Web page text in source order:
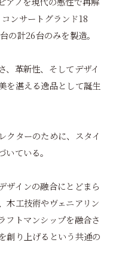
ンサートグランド18
計26台のみを製造。
、革新性、そしてデザイ
を湛える逸品として誕生
クターのために、スタイ
ている。
ザインの融合にとどまら
木工技術やヴェニアリン
フトマンシップを融合さ
創り上げるという共通の